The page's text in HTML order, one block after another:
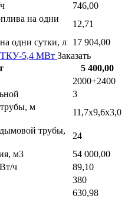
746,00
на одни
12,71
одни сутки, л
17 904,00
ТКУ-5,4 МВт Заказать
5 400,00
2000+2400
3
м
11,7х9,6х3,0
дымовой трубы,
24
м3
54 000,00
ч
89,10
380
630,98